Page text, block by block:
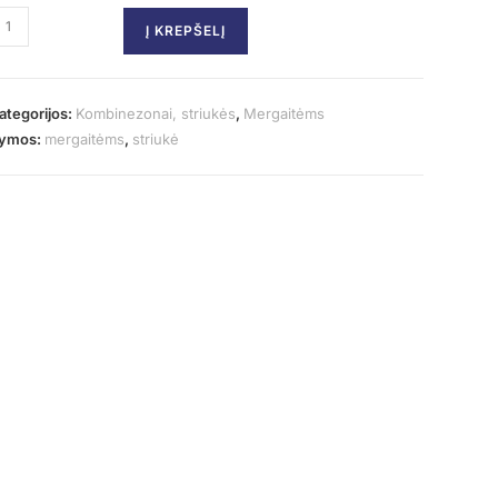
Į KREPŠELĮ
Kombinezonai, striukės, Mergaitėms
mergaitėms, striukė